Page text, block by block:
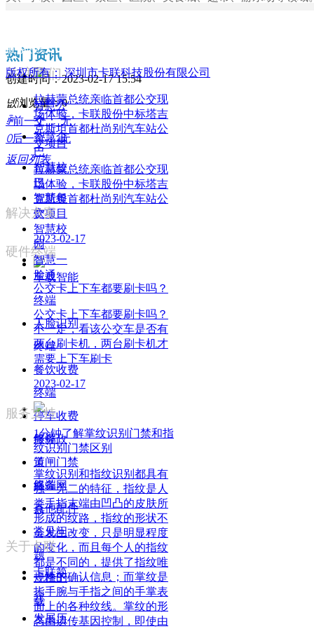
创建时间：2023-02-17 15:54
넶浏览量：0
ꄴ前一个： 无
ꄲ后一个： 无
返回列表
热门资讯
拉赫蒙总统亲临首都公交现
场体验，卡联股份中标塔吉
克斯坦首都杜尚别汽车站公
交项目
拉赫蒙总统亲临首都公交现
场体验，卡联股份中标塔吉
克斯坦首都杜尚别汽车站公
交项目
2023-02-17
公交卡上下车都要刷卡吗？
公交卡上下车都要刷卡吗？
不一定，看该公交车是否有
两台刷卡机，两台刷卡机才
需要上下车刷卡
2023-02-17
1分钟了解掌纹识别门禁和指
纹识别门禁区别
掌纹识别和指纹识别都具有
独一无二的特征，指纹是人
类手指末端由凹凸的皮肤所
形成的纹路，指纹的形状不
会发生改变，只是明显程度
的变化，而且每个人的指纹
都是不同的，提供了指纹唯
一性的确认信息；而掌纹是
指手腕与手指之间的手掌表
面上的各种纹线。掌纹的形
态由遗传​基因控制，即使由
服务热线：0755-8996 6666
关注我们
版权所有： 深圳市卡联科技股份有限公司
智慧公
交
智慧企
巴
智慧校
巴
智慧餐
饮
智慧校
园
智慧一
脸通
解决方案
硬件终端
车载智能
终端
人脸识别
终端
餐饮收费
终端
停车收费
终端
道闸门禁
终端
其他配件
服务支持
服务政
策
服务网
点
常见问
题
规格下
载
关于卡联
卡联简
介
发展历